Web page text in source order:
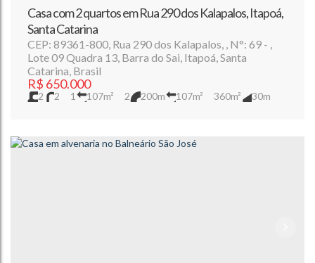
Casa com 2 quartos em Rua 290 dos Kalapalos, Itapoá,
Santa Catarina
R$ 650.000
CEP: 89361-800, Rua 290 dos Kalapalos , N°: 69
,
Lote 09 Quadra 13, Barra do Sai, Itapoá,Santa
Catarina, Brasil
2 2 1 107m² 2 200m 107m² 360m²
30m